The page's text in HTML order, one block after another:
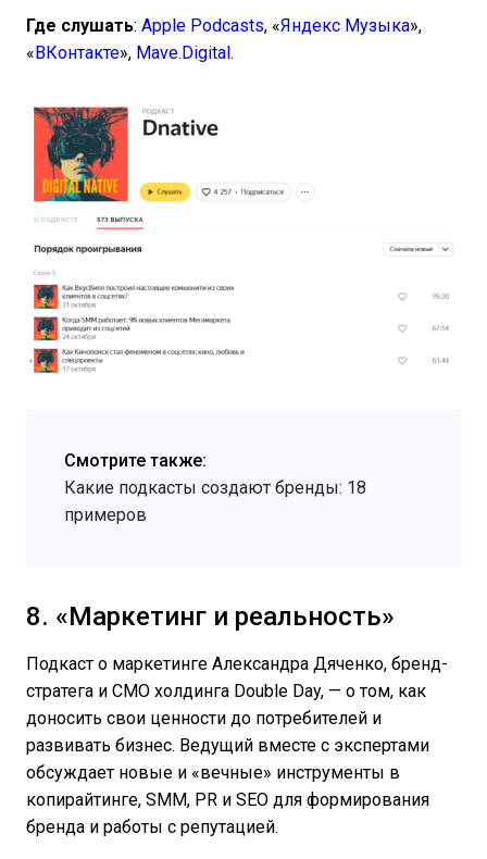
Где слушать: Apple Podcasts, «Яндекс Музыка»,
« ВКонтакте», Mave.Digital .
Смотрите также:
Какие подкасты создают бренды: 18
примеров
8. «Маркетинг и реальность»
Подкаст о маркетинге Александра Дяченко, бренд-
стратега и CMO холдинга Double Day, — о том, как
доносить свои ценности до потребителей и
развивать бизнес. Ведущий вместе с экспертами
обсуждает новые и «вечные» инструменты в
копирайтинге, SMM, PR и SEO для формирования
бренда и работы с репутацией.